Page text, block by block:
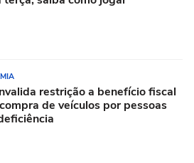
restrição a benefício fiscal
de veículos por pessoas